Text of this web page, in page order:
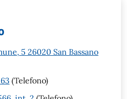
5 26020 San Bassano
(Telefono)